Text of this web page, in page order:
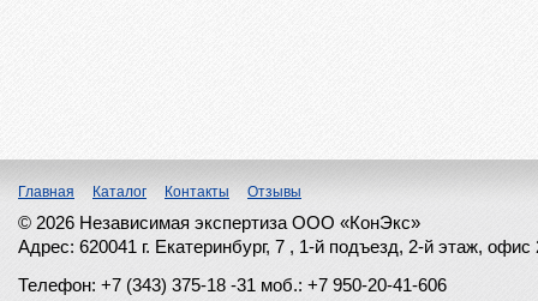
Главная Каталог Контакты Отзывы
© 2026 Независимая экспертиза ООО «КонЭкс»
Адрес: 620041 г. Екатеринбург, 7 , 1-й подъезд, 2-й этаж, офис
Телефон: +7 (343) 375-18 -31 моб.: +7 950-20-41-606